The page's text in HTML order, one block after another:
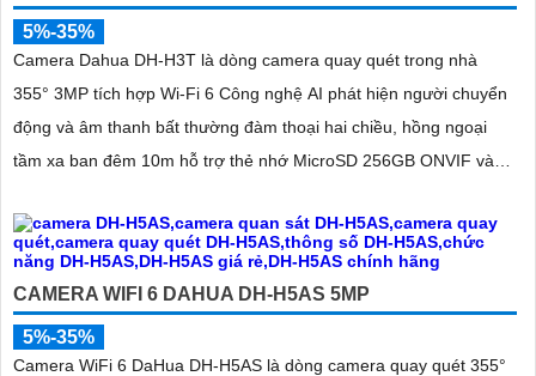
5%-35%
Camera Dahua DH-H3T là dòng camera quay quét trong nhà
355° 3MP tích hợp Wi-Fi 6 Công nghệ AI phát hiện người chuyển
động và âm thanh bất thường đàm thoại hai chiều, hồng ngoại
tầm xa ban đêm 10m hỗ trợ thẻ nhớ MicroSD 256GB ONVIF và
CAMERA WIFI 6 DAHUA DH-H5AS 5MP
5%-35%
Camera WiFi 6 DaHua DH-H5AS là dòng camera quay quét 355°